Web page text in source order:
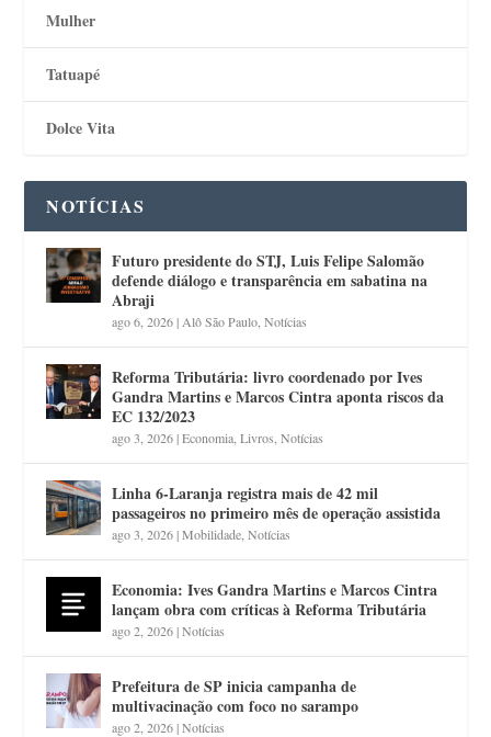
Mulher
Tatuapé
Dolce Vita
NOTÍCIAS
Futuro presidente do STJ, Luis Felipe Salomão
defende diálogo e transparência em sabatina na
Abraji
ago 6, 2026| Alô São Paulo ,Notícias
Reforma Tributária: livro coordenado por Ives
Gandra Martins e Marcos Cintra aponta riscos da
EC 132/2023
ago 3, 2026|Economia ,Livros ,Notícias
Linha 6-Laranja registra mais de 42 mil
passageiros no primeiro mês de operação assistida
ago 3, 2026|Mobilidade ,Notícias
Economia: Ives Gandra Martins e Marcos Cintra
lançam obra com críticas à Reforma Tributária
ago 2, 2026|Notícias
Prefeitura de SP inicia campanha de
multivacinação com foco no sarampo
ago 2, 2026|Notícias